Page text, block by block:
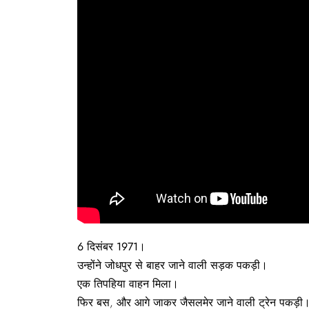
6दिसंबर 1971 ।
उन्होंने जोधपुर से बाहर जाने वाली सड़क पकड़ी।
एक तिपहिया वाहन मिला।
फिर बस, और आगे जाकर जैसलमेर जाने वाली ट्रेन